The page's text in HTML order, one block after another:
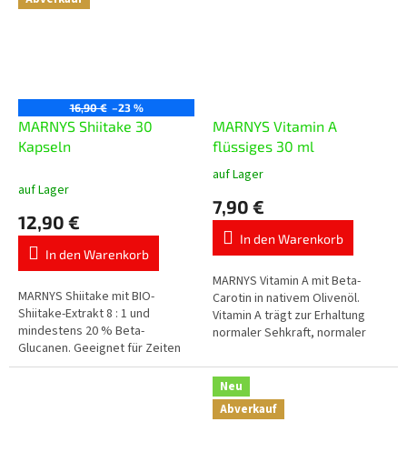
und die...
16,90 € –23 %
MARNYS Shiitake 30
Kapseln
auf Lager
12,90 €
In den Warenkorb
MARNYS Shiitake mit BIO-
Shiitake-Extrakt 8 : 1 und
mindestens 20 % Beta-
Glucanen. Geeignet für Zeiten
saisonaler Veränderungen,
MARNYS Vitamin A
flüssiges 30 ml
Die
Produktbewertung
ist
5,0
5
Sternen.
auf Lager
7,90 €
In den Warenkorb
MARNYS Vitamin A mit Beta-
Carotin in nativem Olivenöl.
Vitamin A trägt zur Erhaltung
normaler Sehkraft, normaler
bei und unterstützt die
normale...
Neu
Abverkauf